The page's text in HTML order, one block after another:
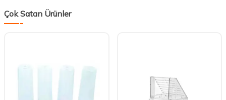
Çok Satan Ürünler